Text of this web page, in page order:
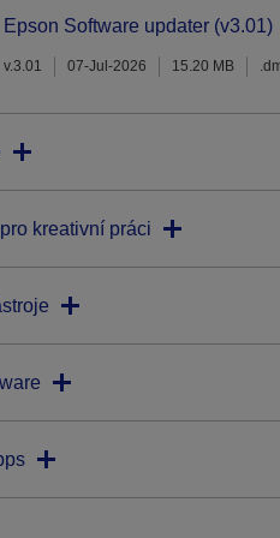
Epson Software updater (v3.01)
v.3.01 07-Jul-2026 15.20 MB
kreativní práci